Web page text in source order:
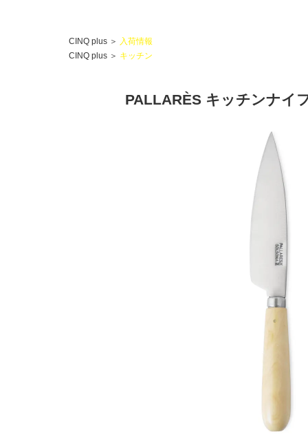
CINQ plus ＞ 入荷情報
CINQ plus ＞ キッチン
PALLARÈS キッチンナイ